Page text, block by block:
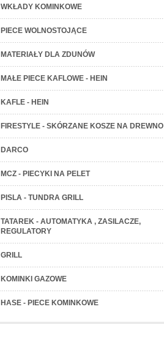
WKŁADY KOMINKOWE
PIECE WOLNOSTOJĄCE
MATERIAŁY DLA ZDUNÓW
MAŁE PIECE KAFLOWE - HEIN
KAFLE - HEIN
FIRESTYLE - SKÓRZANE KOSZE NA DREWNO
DARCO
MCZ - PIECYKI NA PELET
PISLA - TUNDRA GRILL
TATAREK - AUTOMATYKA , ZASILACZE,
REGULATORY
GRILL
KOMINKI GAZOWE
HASE - PIECE KOMINKOWE